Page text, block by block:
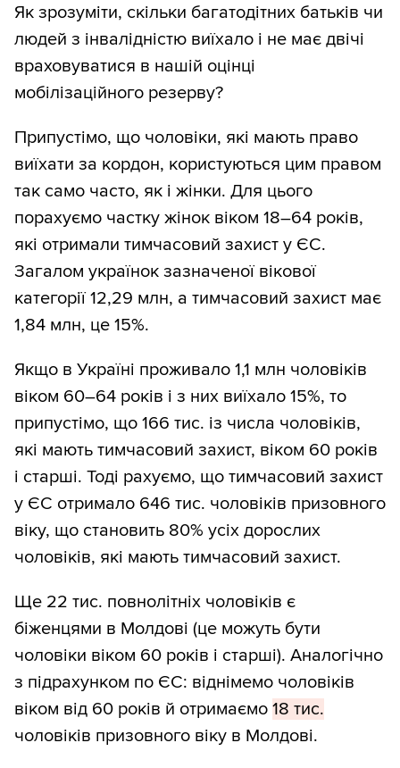
припускати, скільки чоловіків —
переміщених осіб виїхало з окупації на
територію України. Припустімо, половина
—150 тис.
Ще частина чоловіків з окупованих
територій виїхала до ЄС через Росію, про
них далі.
Підсумуємо: окупація забрала з
мобілізаційного резерву570 тис.
чоловіків (кількість на окупованих після
2022-го територіях мінус нові ВПО з
Чисельність населення територій,
окупованих після 2022 року, підрахували
на основі даних зі збірників Держстату
“Розподіл постійного населення України
за статтю та віком” (pdf) і “Чисельність
наявного населення (за оцінкою) за
регіонами, районами, територіальними
січня 2022 року” (xlsx). Межі окупації
брали з карти DeepState на кінець 2023
року.
Статистика населення за районами й ОТГ
містить лише загальну чисельність, а
Як зрозуміти, скільки багатодітних батьків чи
людей з інвалідністю виїхало і не має двічі
враховуватися в нашій оцінці
мобілізаційного резерву?
Припустімо, що чоловіки, які мають право
виїхати за кордон, користуються цим правом
так само часто, як і жінки. Для цього
порахуємо частку жінок віком 18–64 років,
які отримали тимчасовий захист у ЄС.
Загалом українок зазначеної вікової
категорії 12,29 млн, а тимчасовий захист має
1,84 млн, це 15%.
Якщо в Україні проживало 1,1 млн чоловіків
віком 60–64 років і з них виїхало 15%, то
припустімо, що 166 тис. із числа чоловіків,
які мають тимчасовий захист, віком 60 років
і старші. Тоді рахуємо, що тимчасовий захист
у ЄС отримало 646 тис. чоловіків призовного
віку, що становить 80% усіх дорослих
чоловіків, які мають тимчасовий захист.
Ще 22 тис. повнолітніх чоловіків є
біженцями в Молдові (це можуть бути
чоловіки віком 60 років і старші). Аналогічно
з підрахунком по ЄС: віднімемо чоловіків
віком від 60 років й отримаємо 18 тис.
чоловіків призовного віку в Молдові.